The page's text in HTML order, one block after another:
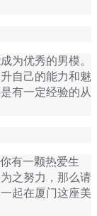
为优秀的男模。
自己的能力和魅
有一定经验的从
有一颗热爱生
之努力，那么请
起在厦门这座美